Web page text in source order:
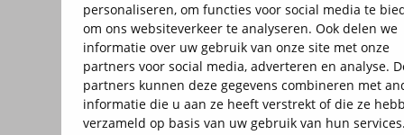
personaliseren, om functies voor social media te
om ons websiteverkeer te analyseren. Ook delen we
informatie over uw gebruik van onze site met onze
partners voor social media, adverteren en analyse.
partners kunnen deze gegevens combineren met
informatie die u aan ze heeft verstrekt of die ze
verzameld op basis van uw gebruik van hun